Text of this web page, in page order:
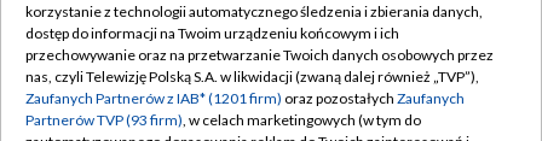
TVP
Abonament TVP
Emisja w TVP
Centrum informacji TVP
Regulamin TVP
Polityka prywatności
korzystanie z technologii automatycznego śledzenia i zbierania danych,
dostęp do informacji na Twoim urządzeniu końcowym i ich
przechowywanie oraz na przetwarzanie Twoich danych osobowych przez
nas, czyli Telewizję Polską S.A. w likwidacji (zwaną dalej również „TVP”),
Zaufanych Partnerów z IAB* (1201 firm) oraz pozostałych Zaufanych
Partnerów TVP (93 firm), w celach marketingowych (w tym do